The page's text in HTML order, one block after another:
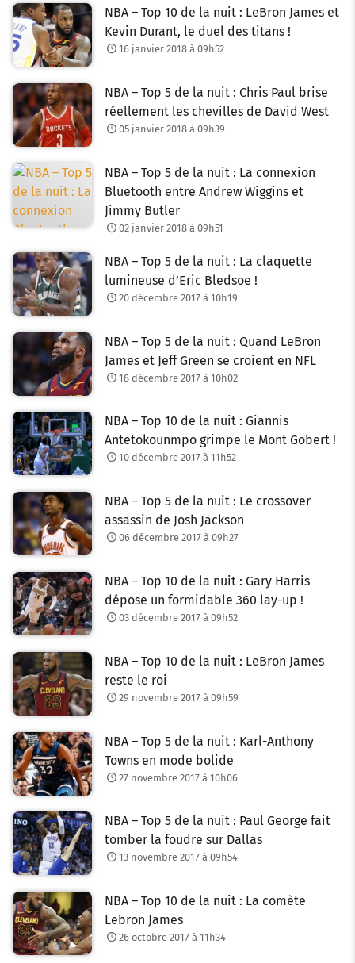
NBA – Top 10 de la nuit : LeBron James et
Kevin Durant, le duel des titans !
16 janvier 2018 à 09h52
NBA – Top 5 de la nuit : Chris Paul brise
réellement les chevilles de David West
05 janvier 2018 à 09h39
NBA – Top 5 de la nuit : La connexion
Bluetooth entre Andrew Wiggins et
Jimmy Butler
02 janvier 2018 à 09h51
NBA – Top 5 de la nuit : La claquette
lumineuse d’Eric Bledsoe !
20 décembre 2017 à 10h19
NBA – Top 5 de la nuit : Quand LeBron
James et Jeff Green se croient en NFL
18 décembre 2017 à 10h02
NBA – Top 10 de la nuit : Giannis
Antetokounmpo grimpe le Mont Gobert !
10 décembre 2017 à 11h52
NBA – Top 5 de la nuit : Le crossover
assassin de Josh Jackson
06 décembre 2017 à 09h27
NBA – Top 10 de la nuit : Gary Harris
dépose un formidable 360 lay-up !
03 décembre 2017 à 09h52
NBA – Top 10 de la nuit : LeBron James
reste le roi
29 novembre 2017 à 09h59
NBA – Top 5 de la nuit : Karl-Anthony
Towns en mode bolide
27 novembre 2017 à 10h06
NBA – Top 5 de la nuit : Paul George fait
tomber la foudre sur Dallas
13 novembre 2017 à 09h54
NBA – Top 10 de la nuit : La comète
Lebron James
26 octobre 2017 à 11h34